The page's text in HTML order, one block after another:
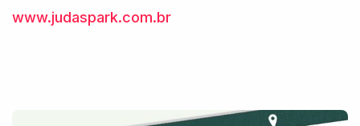
www.judaspark.com.br